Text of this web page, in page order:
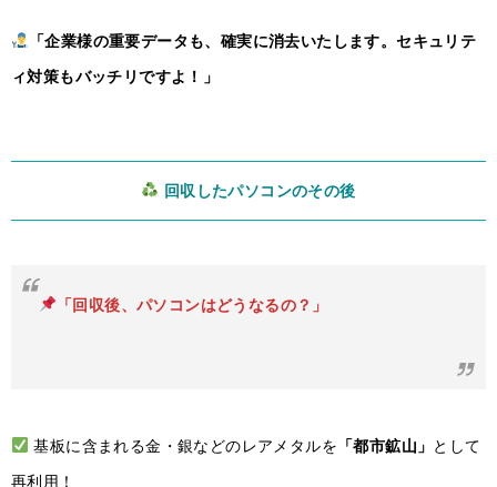
「企業様の重要データも、確実に消去いたします。セキュリテ
ィ対策もバッチリですよ！」
回収したパソコンのその後
「回収後、パソコンはどうなるの？」
基板に含まれる金・銀などのレアメタルを 「都市鉱山」 として
再利用！